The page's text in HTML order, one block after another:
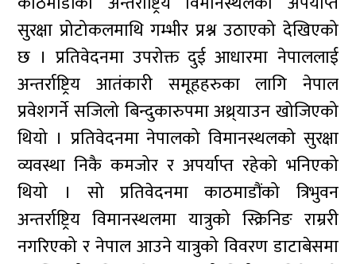
सुरक्षा प्रोटोकलमाथि गम्भीर प्रश्न उठाएको देखिएको
छ । प्रतिवेदनमा उपरोक्त दुई आधारमा नेपाललाई
अन्तर्राष्ट्रिय आतंकारी समूहहरुका लागि नेपाल
प्रवेशगर्ने सजिलो बिन्दुकारुपमा अथ्र्याउन खोजिएको
थियो । प्रतिवेदनमा नेपालको विमानस्थलको सुरक्षा
व्यवस्था निकै कमजोर र अपर्याप्त रहेको भनिएको
थियो । सो प्रतिवेदनमा काठमाडौंको त्रिभुवन
अन्तर्राष्ट्रिय विमानस्थलमा यात्रुको स्क्रिनिङ राम्ररी
नगरिएको र नेपाल आउने यात्रुको विवरण डाटाबेसमा